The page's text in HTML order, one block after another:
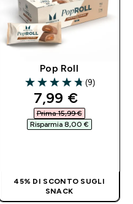
Pop Roll
4.78 out of 5 stars
(9)
discounted
7,99 €‎
Prima 15,99 €‎
Risparmia 8,00 €‎
45% DI SCONTO SUGLI
SNACK